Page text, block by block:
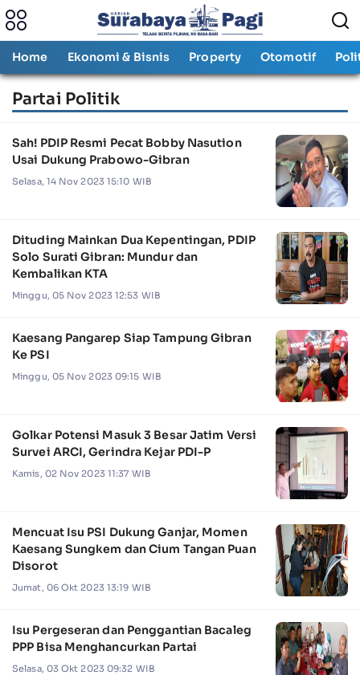
Home Ekonomi & Bisnis Property Otomotif
Partai Politik
Sah! PDIP Resmi Pecat Bobby Nasution
Usai Dukung Prabowo-Gibran
Selasa, 14 Nov 2023 15:10 WIB
Dituding Mainkan Dua Kepentingan, PDIP
Solo Surati Gibran: Mundur dan
Kembalikan KTA
Minggu, 05 Nov 2023 12:53 WIB
Kaesang Pangarep Siap Tampung Gibran
Ke PSI
Minggu, 05 Nov 2023 09:15 WIB
Golkar Potensi Masuk 3 Besar Jatim Versi
Survei ARCI, Gerindra Kejar PDI-P
Kamis, 02 Nov 2023 11:37 WIB
Mencuat Isu PSI Dukung Ganjar, Momen
Kaesang Sungkem dan Cium Tangan Puan
Disorot
Jumat, 06 Okt 2023 13:19 WIB
Isu Pergeseran dan Penggantian Bacaleg
PPP Bisa Menghancurkan Partai
Selasa, 03 Okt 2023 09:32 WIB